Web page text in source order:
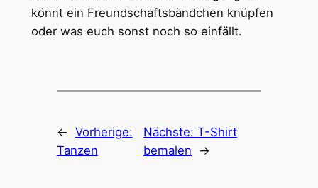
könnt ein Freundschaftsbändchen knüpfen
oder was euch sonst noch so einfällt.
← Vorherige:
Tanzen
Nächste:T-Shirt
bemalen
→